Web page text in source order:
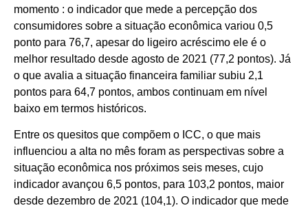
momento : o indicador que mede a percepção dos
consumidores sobre a situação econômica variou 0,5
ponto para 76,7, apesar do ligeiro acréscimo ele é o
melhor resultado desde agosto de 2021 (77,2 pontos). Já
o que avalia a situação financeira familiar subiu 2,1
pontos para 64,7 pontos, ambos continuam em nível
baixo em termos históricos.
Entre os quesitos que compõem o ICC, o que mais
influenciou a alta no mês foram as perspectivas sobre a
situação econômica nos próximos seis meses, cujo
indicador avançou 6,5 pontos, para 103,2 pontos, maior
desde dezembro de 2021 (104,1). O indicador que mede